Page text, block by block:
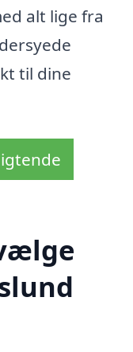
alt lige fra
til dine